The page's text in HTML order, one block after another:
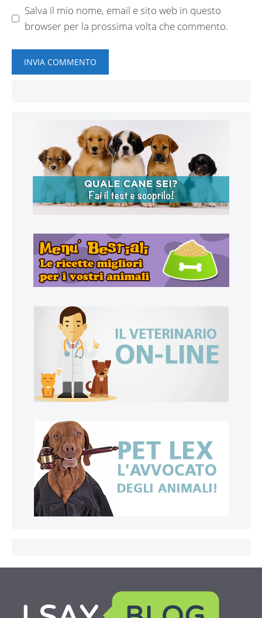
Salva il mio nome, email e sito web in questo
browser per la prossima volta che commento.